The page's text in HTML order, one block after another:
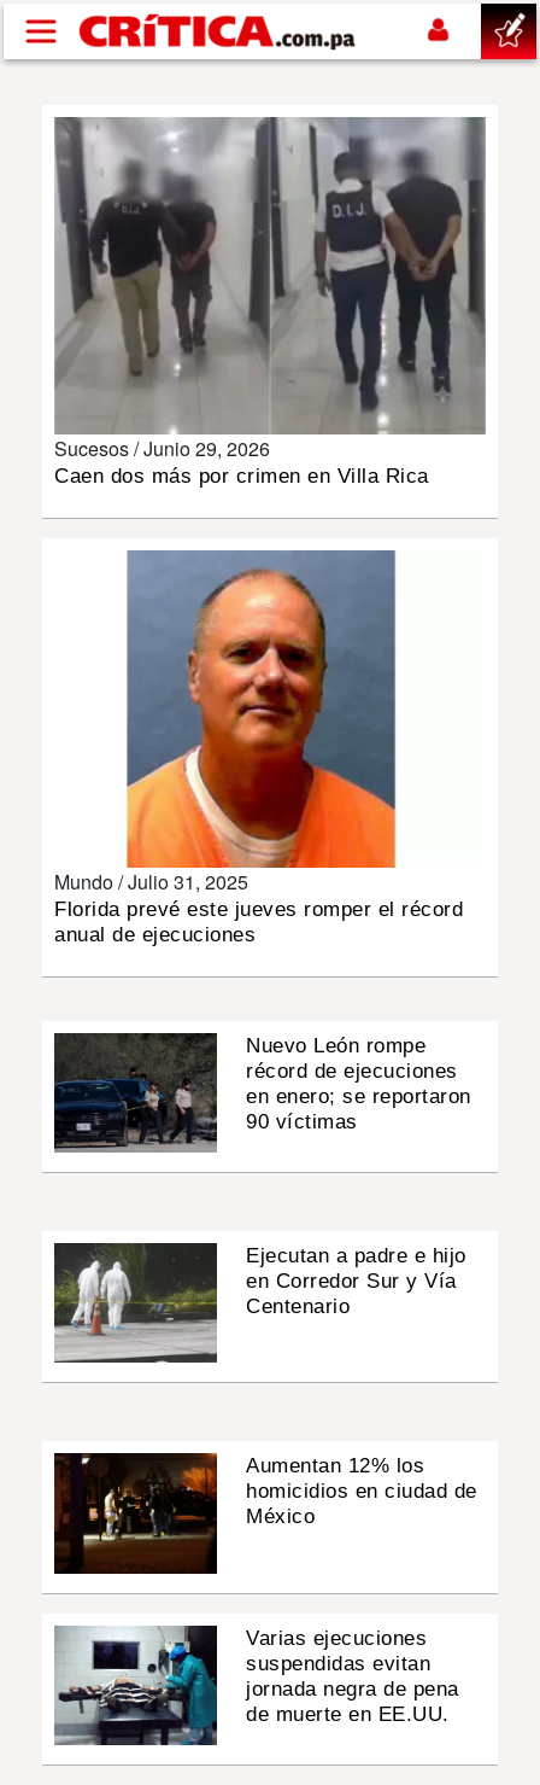
Pasar al contenido principal
SUCESOS
NACIONAL
POLÍTICA
SHOW
DEPORTES
MUNDO
Sucesos /Junio 29, 2026
Caen dos más por crimen en Villa Rica
Mundo /Julio 31, 2025
Florida prevé este jueves romper el récord
anual de ejecuciones
Nuevo León rompe
récord de ejecuciones
en enero; se reportaron
90 víctimas
Ejecutan a padre e hijo
en Corredor Sur y Vía
Centenario
Aumentan 12% los
homicidios en ciudad de
México
Varias ejecuciones
suspendidas evitan
jornada negra de pena
de muerte en EE.UU.